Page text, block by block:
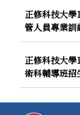
正修科技大學
管人員專業訓
正修科技大學
術科輔導班招